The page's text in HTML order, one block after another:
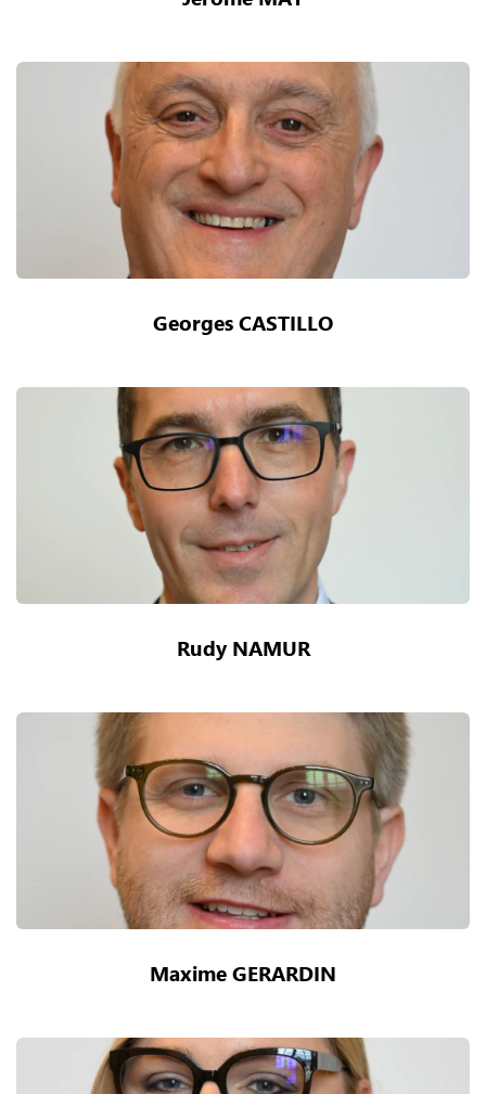
Georges CASTILLO
Rudy NAMUR
Maxime GERARDIN